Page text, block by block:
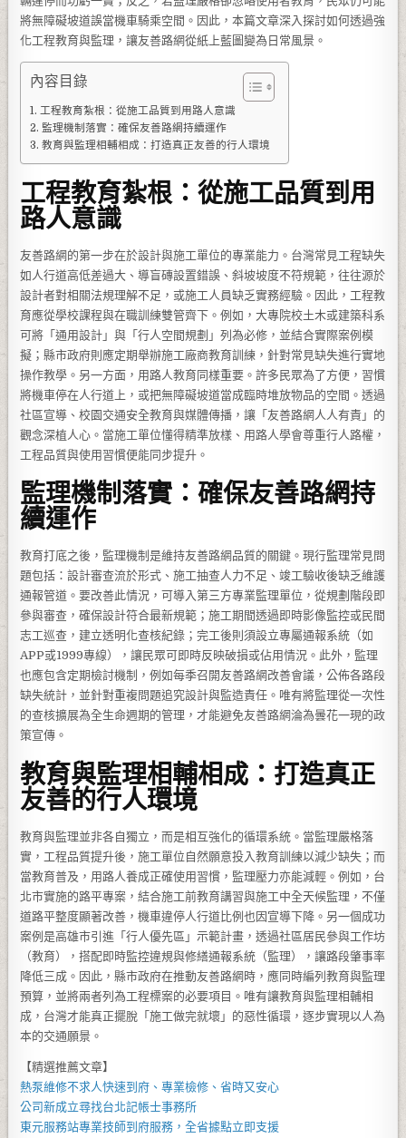
將無障礙坡道誤當機車騎乘空間。因此，本篇文章深入探討如何透過強
化工程教育與監理，讓友善路網從紙上藍圖變為日常風景。
內容目錄
工程教育紮根：從施工品質到用路人意識
監理機制落實：確保友善路網持續運作
教育與監理相輔相成：打造真正友善的行人環境
工程教育紮根：從施工品質到用
路人意識
友善路網的第一步在於設計與施工單位的專業能力。台灣常見工程缺失
如人行道高低差過大、導盲磚設置錯誤、斜坡坡度不符規範，往往源於
設計者對相關法規理解不足，或施工人員缺乏實務經驗。因此，工程教
育應從學校課程與在職訓練雙管齊下。例如，大專院校土木或建築科系
可將「通用設計」與「行人空間規劃」列為必修，並結合實際案例模
擬；縣市政府則應定期舉辦施工廠商教育訓練，針對常見缺失進行實地
操作教學。另一方面，用路人教育同樣重要。許多民眾為了方便，習慣
將機車停在人行道上，或把無障礙坡道當成臨時堆放物品的空間。透過
社區宣導、校園交通安全教育與媒體傳播，讓「友善路網人人有責」的
觀念深植人心。當施工單位懂得精準放樣、用路人學會尊重行人路權，
工程品質與使用習慣便能同步提升。
監理機制落實：確保友善路網持
續運作
教育打底之後，監理機制是維持友善路網品質的關鍵。現行監理常見問
題包括：設計審查流於形式、施工抽查人力不足、竣工驗收後缺乏維護
通報管道。要改善此情況，可導入第三方專業監理單位，從規劃階段即
參與審查，確保設計符合最新規範；施工期間透過即時影像監控或民間
志工巡查，建立透明化查核紀錄；完工後則須設立專屬通報系統（如
APP或1999專線），讓民眾可即時反映破損或佔用情況。此外，監理
也應包含定期檢討機制，例如每季召開友善路網改善會議，公佈各路段
缺失統計，並針對重複問題追究設計與監造責任。唯有將監理從一次性
的查核擴展為全生命週期的管理，才能避免友善路網淪為曇花一現的政
策宣傳。
教育與監理相輔相成：打造真正
友善的行人環境
教育與監理並非各自獨立，而是相互強化的循環系統。當監理嚴格落
實，工程品質提升後，施工單位自然願意投入教育訓練以減少缺失；而
當教育普及，用路人養成正確使用習慣，監理壓力亦能減輕。例如，台
北市實施的路平專案，結合施工前教育講習與施工中全天候監理，不僅
道路平整度顯著改善，機車違停人行道比例也因宣導下降。另一個成功
案例是高雄市引進「行人優先區」示範計畫，透過社區居民參與工作坊
（教育），搭配即時監控違規與修繕通報系統（監理），讓路段肇事率
降低三成。因此，縣市政府在推動友善路網時，應同時編列教育與監理
預算，並將兩者列為工程標案的必要項目。唯有讓教育與監理相輔相
成，台灣才能真正擺脫「施工做完就壞」的惡性循環，逐步實現以人為
本的交通願景。
【精選推薦文章】
熱泵維修不求人快速到府、專業檢修、省時又安心
公司新成立尋找台北記帳士事務所
東元服務站專業技師到府服務，全省據點立即支援